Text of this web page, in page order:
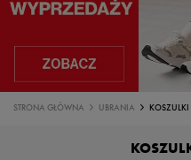
STRONA GŁÓWNA UBRANIA KOSZULKI